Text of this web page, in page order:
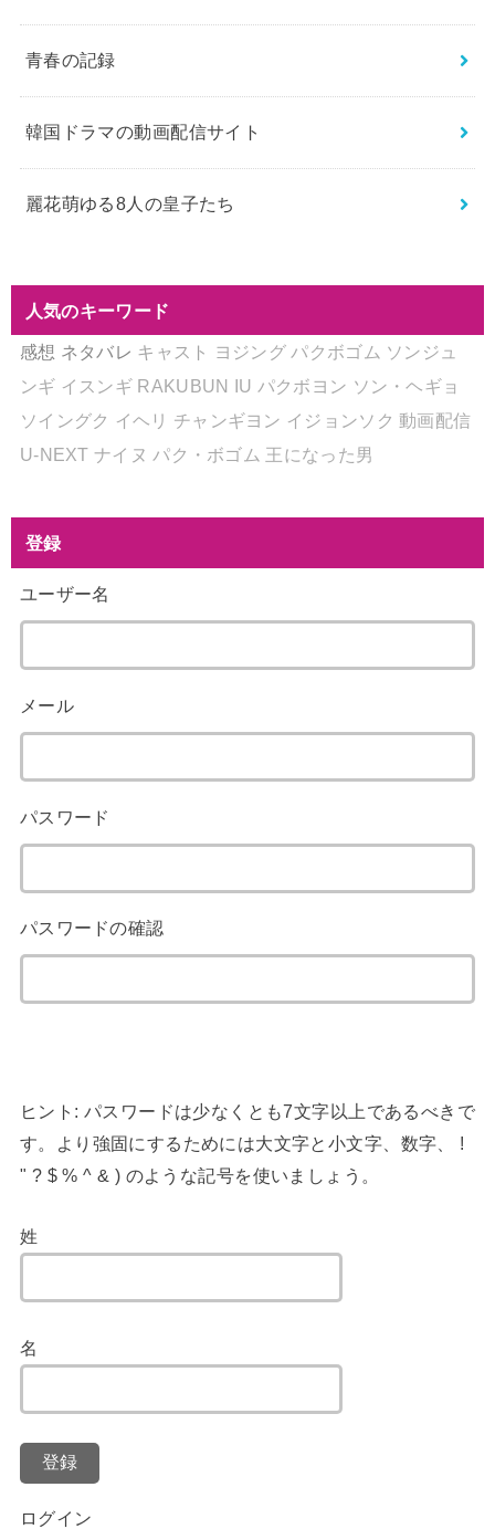
青春の記録
韓国ドラマの動画配信サイト
麗花萌ゆる8人の皇子たち
人気のキーワード
感想 ネタバレ キャスト ヨジング パクボゴム ソンジュ
ンギ イスンギ RAKUBUN IU パクボヨン ソン・ヘギョ
ソイングク イヘリ チャンギヨン イジョンソク 動画配信
U-NEXT ナイヌ パク・ボゴム 王になった男
登録
ユーザー名
メール
パスワード
パスワードの確認
ヒント: パスワードは少なくとも7文字以上であるべきで
す。より強固にするためには大文字と小文字、数字、 !
" ? $ % ^ & ) のような記号を使いましょう。
姓
名
登録
ログイン